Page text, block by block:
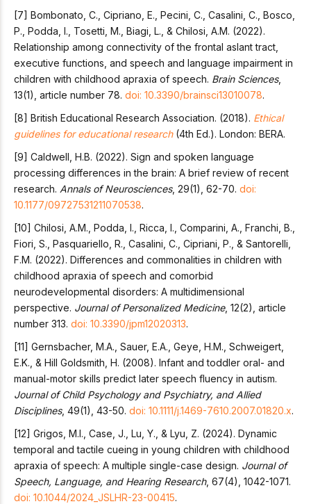
[7] Bombonato, C., Cipriano, E., Pecini, C., Casalini, C., Bosco,
P., Podda, I., Tosetti, M., Biagi, L., & Chilosi, A.M. (2022).
Relationship among connectivity of the frontal aslant tract,
executive functions, and speech and language impairment in
children with childhood apraxia of speech. Brain Sciences,
13(1), article number 78. doi: 10.3390/brainsci13010078.
[8] British Educational Research Association. (2018). Ethical
guidelines for educational research(4th Ed.). London: BERA.
[9] Caldwell, H.B. (2022). Sign and spoken language
processing differences in the brain: A brief review of recent
research. Annals of Neurosciences, 29(1), 62-70. doi:
10.1177/09727531211070538.
[10] Chilosi, A.M., Podda, I., Ricca, I., Comparini, A., Franchi, B.,
Fiori, S., Pasquariello, R., Casalini, C., Cipriani, P., & Santorelli,
F.M. (2022). Differences and commonalities in children with
childhood apraxia of speech and comorbid
neurodevelopmental disorders: A multidimensional
perspective. Journal of Personalized Medicine, 12(2), article
number 313. doi: 10.3390/jpm12020313.
[11] Gernsbacher, M.A., Sauer, E.A., Geye, H.M., Schweigert,
E.K., & Hill Goldsmith, H. (2008). Infant and toddler oral- and
manual-motor skills predict later speech fluency in autism.
Journal of Child Psychology and Psychiatry, and Allied
Disciplines, 49(1), 43-50. doi: 10.1111/j.1469-7610.2007.01820.x.
[12] Grigos, M.I., Case, J., Lu, Y., & Lyu, Z. (2024). Dynamic
temporal and tactile cueing in young children with childhood
apraxia of speech: A multiple single-case design. Journal of
Speech, Language, and Hearing Research, 67(4), 1042-1071.
doi: 10.1044/2024_JSLHR-23-00415.